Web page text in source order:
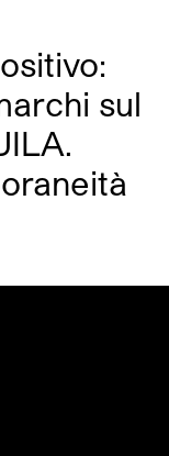
sul